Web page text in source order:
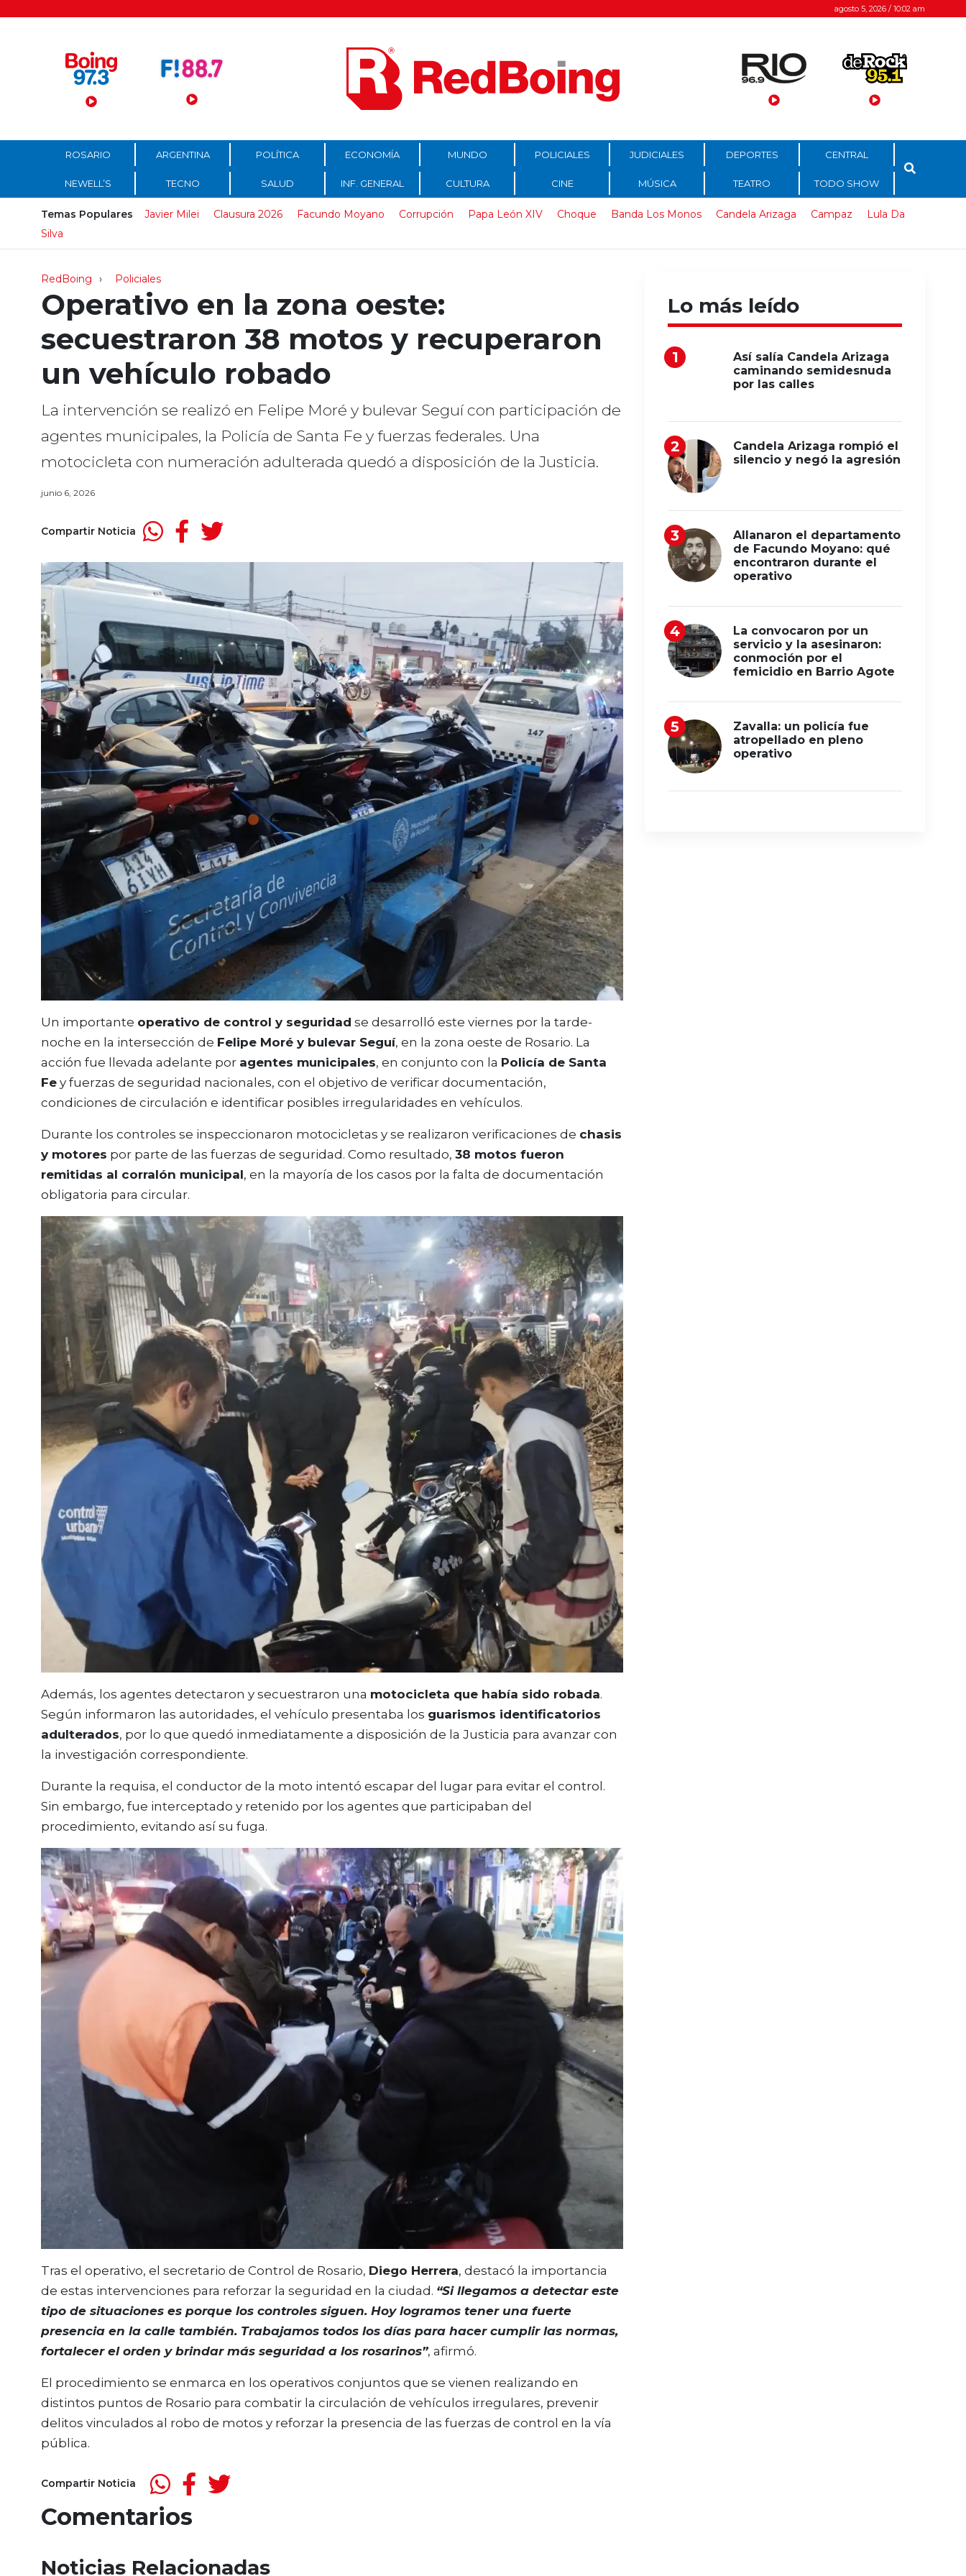
Menú Principal agosto 5, 2026 / 10:02 am
ROSARIO ARGENTINA POLÍTICA ECONOMÍA MUNDO POLICIALES JUDICIALES DEPORTES CENTRAL
NEWELL’S TECNO SALUD INF. GENERAL CULTURA CINE MÚSICA TEATRO TODO SHOW
Temas Populares Javier Milei Clausura 2026 Facundo Moyano Corrupción Papa León XIV Choque Banda Los Monos Candela Arizaga Campaz
Lula Da
Silva
RedBoing Policiales
Operativo en la zona oeste:
secuestraron 38 motos y recuperaron
un vehículo robado
La intervención se realizó en Felipe Moré y bulevar Seguí con participación de
agentes municipales, la Policía de Santa Fe y fuerzas federales. Una
motocicleta con numeración adulterada quedó a disposición de la Justicia.
junio 6, 2026
Compartir Noticia
Un importante operativo de control y seguridad se desarrolló este viernes por la tarde-
noche en la intersección de Felipe Moré y bulevar Seguí, en la zona oeste de Rosario. La
acción fue llevada adelante por agentes municipales, en conjunto con la Policía de Santa
Fe y fuerzas de seguridad nacionales, con el objetivo de verificar documentación,
condiciones de circulación e identificar posibles irregularidades en vehículos.
Durante los controles se inspeccionaron motocicletas y se realizaron verificaciones de chasis
y motores por parte de las fuerzas de seguridad. Como resultado, 38 motos fueron
remitidas al corralón municipal, en la mayoría de los casos por la falta de documentación
obligatoria para circular.
Además, los agentes detectaron y secuestraron una motocicleta que había sido robada.
Según informaron las autoridades, el vehículo presentaba los guarismos identificatorios
adulterados, por lo que quedó inmediatamente a disposición de la Justicia para avanzar con
la investigación correspondiente.
Durante la requisa, el conductor de la moto intentó escapar del lugar para evitar el control.
Sin embargo, fue interceptado y retenido por los agentes que participaban del
procedimiento, evitando así su fuga.
Tras el operativo, el secretario de Control de Rosario, Diego Herrera, destacó la importancia
de estas intervenciones para reforzar la seguridad en la ciudad. “Si llegamos a detectar este
tipo de situaciones es porque los controles siguen. Hoy logramos tener una fuerte
presencia en la calle también. Trabajamos todos los días para hacer cumplir las normas,
fortalecer el orden y brindar más seguridad a los rosarinos”, afirmó.
El procedimiento se enmarca en los operativos conjuntos que se vienen realizando en
distintos puntos de Rosario para combatir la circulación de vehículos irregulares, prevenir
delitos vinculados al robo de motos y reforzar la presencia de las fuerzas de control en la vía
pública.
Compartir Noticia
Comentarios
Noticias Relacionadas
Lo más leído
Así salía Candela Arizaga
caminando semidesnuda
por las calles
Candela Arizaga rompió el
silencio y negó la agresión
Allanaron el departamento
de Facundo Moyano: qué
encontraron durante el
operativo
La convocaron por un
servicio y la asesinaron:
conmoción por el
femicidio en Barrio Agote
Zavalla: un policía fue
atropellado en pleno
operativo